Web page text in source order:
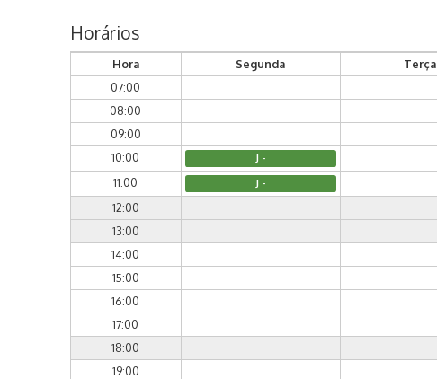
Horários
Hora Segunda Terça
07:00
08:00
09:00
10:00
J -
11:00 J -
12:00
13:00
14:00
15:00
16:00
17:00
18:00
19:00